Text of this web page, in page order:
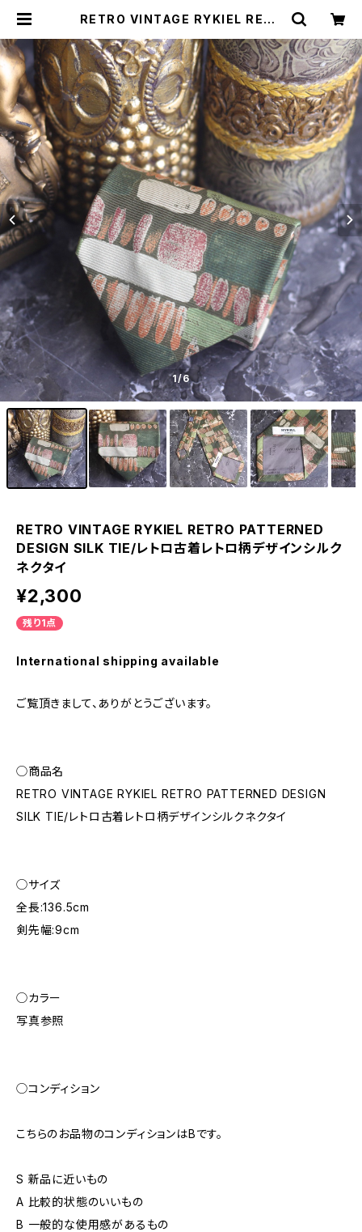
RETRO VINTAGE RYKIEL RETR
E/レトロ古着レトロ柄デザインシルク
ネクタイ | Titti Vintage
1/6
RETRO VINTAGE RYKIEL RETRO PATTERNED
DESIGN SILK TIE/レトロ古着レトロ柄デザインシルク
ネクタイ
¥2,300
残り1点
International shipping available
ご覧頂きまして、ありがとうございます。
◯商品名
RETRO VINTAGE RYKIEL RETRO PATTERNED DESIGN
SILK TIE/レトロ古着レトロ柄デザインシルクネクタイ
◯サイズ
全長:136.5cm
剣先幅:9cm
◯カラー
写真参照
◯コンディション
こちらのお品物のコンディションはBです。
S 新品に近いもの
A 比較的状態のいいもの
B 一般的な使用感があるもの